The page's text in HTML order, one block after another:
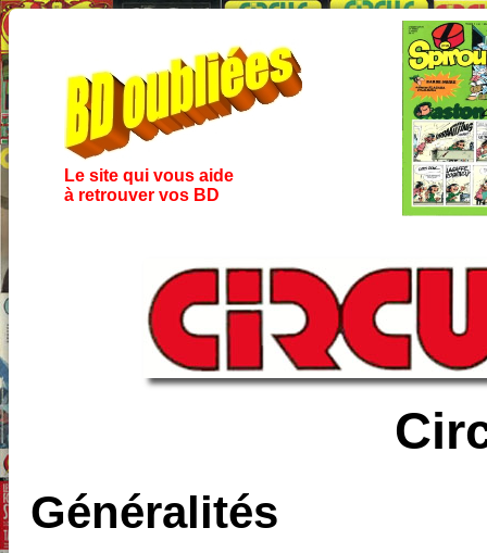
Le site qui vous aide
à retrouver vos BD
Généralités